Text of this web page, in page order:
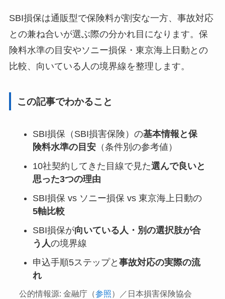
SBI損保は通販型で保険料が割安な一方、事故対応
との兼ね合いが選ぶ際の分かれ目になります。保
険料水準の目安やソニー損保・東京海上日動との
比較、向いている人の境界線を整理します。
この記事でわかること
SBI損保（SBI損害保険）の基本情報と保
険料水準の目安（条件別の参考値）
10社契約してきた目線で見た選んで良いと
思った3つの理由
SBI損保 vs ソニー損保 vs 東京海上日動の
5軸比較
SBI損保が向いている人・別の選択肢が合
う人の境界線
申込手順5ステップと 事故対応の実際の流
れ
公的情報源: 金融庁（参照）／日本損害保険協会